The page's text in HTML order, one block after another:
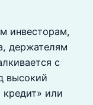
инвесторам,
держателям
с
высокий
кредит» или